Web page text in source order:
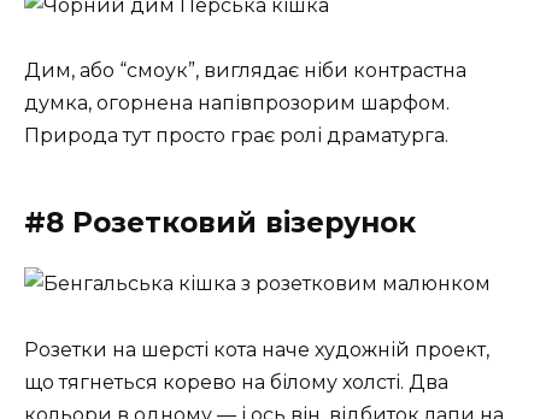
Дим, або “смоук”, виглядає ніби контрастна
думка, огорнена напівпрозорим шарфом.
Природа тут просто грає ролі драматурга.
#8 Розетковий візерунок
Розетки на шерсті кота наче художній проект,
що тягнеться корево на білому холсті. Два
кольори в одному — і ось він, відбиток лапи на